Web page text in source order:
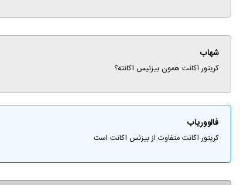
شهاب
کریتور اکانت همون بیزنیس اکانته؟
فالووریاب
کریتور اکانت متفاوت از بیزنس اکانت است